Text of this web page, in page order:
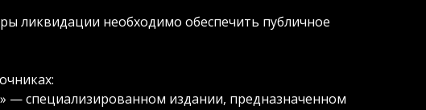
ликвидации необходимо обеспечить публичное
— специализированном издании, предназначенном